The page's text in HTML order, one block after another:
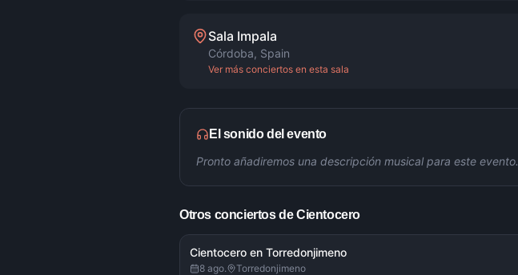
Sala Impala
Córdoba, Spain
Ver más conciertos en esta sala
El sonido del evento
Pronto añadiremos una descripción musical para este evento.
Otros conciertos deCientocero
Cientocero en Torredonjimeno
8 ago. Torredonjimeno